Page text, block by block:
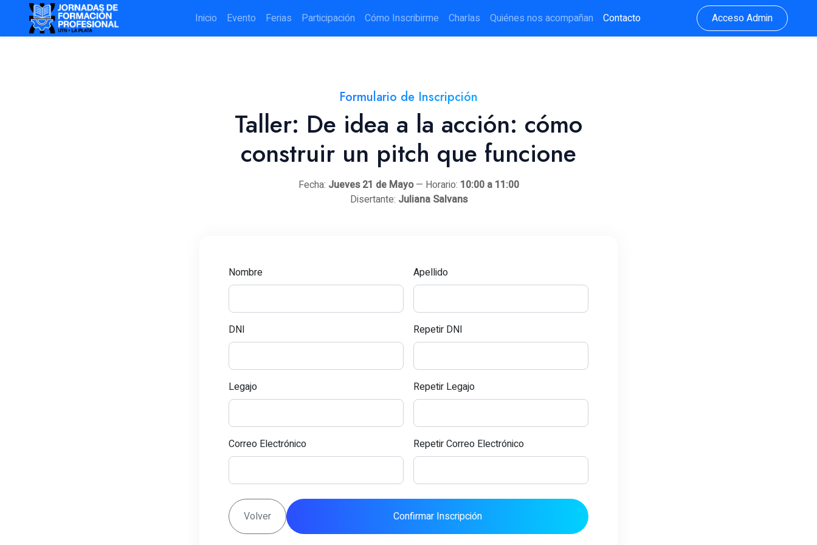
Inicio Evento Ferias Participación Cómo Inscribirme Charlas Quiénes nos acompañan Contacto Acceso Admin
Formulario de Inscripción
Taller: De idea a la acción: cómo
construir un pitch que funcione
Fecha: Jueves 21 de Mayo— Horario: 10:00 a 11:00
Disertante: Juliana Salvans
Nombre Apellido
DNI Repetir DNI
Legajo Repetir Legajo
Correo Electrónico Repetir Correo Electrónico
Volver Confirmar Inscripción